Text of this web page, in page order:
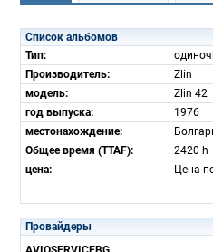
Список альбомов
Тип:
Производитель:
Zlin
модель:
Zlin 42
год выпуска:
1976
местонахождение:
Общее время (TTAF):
2420 h
цена:
Цена
Провайдеры